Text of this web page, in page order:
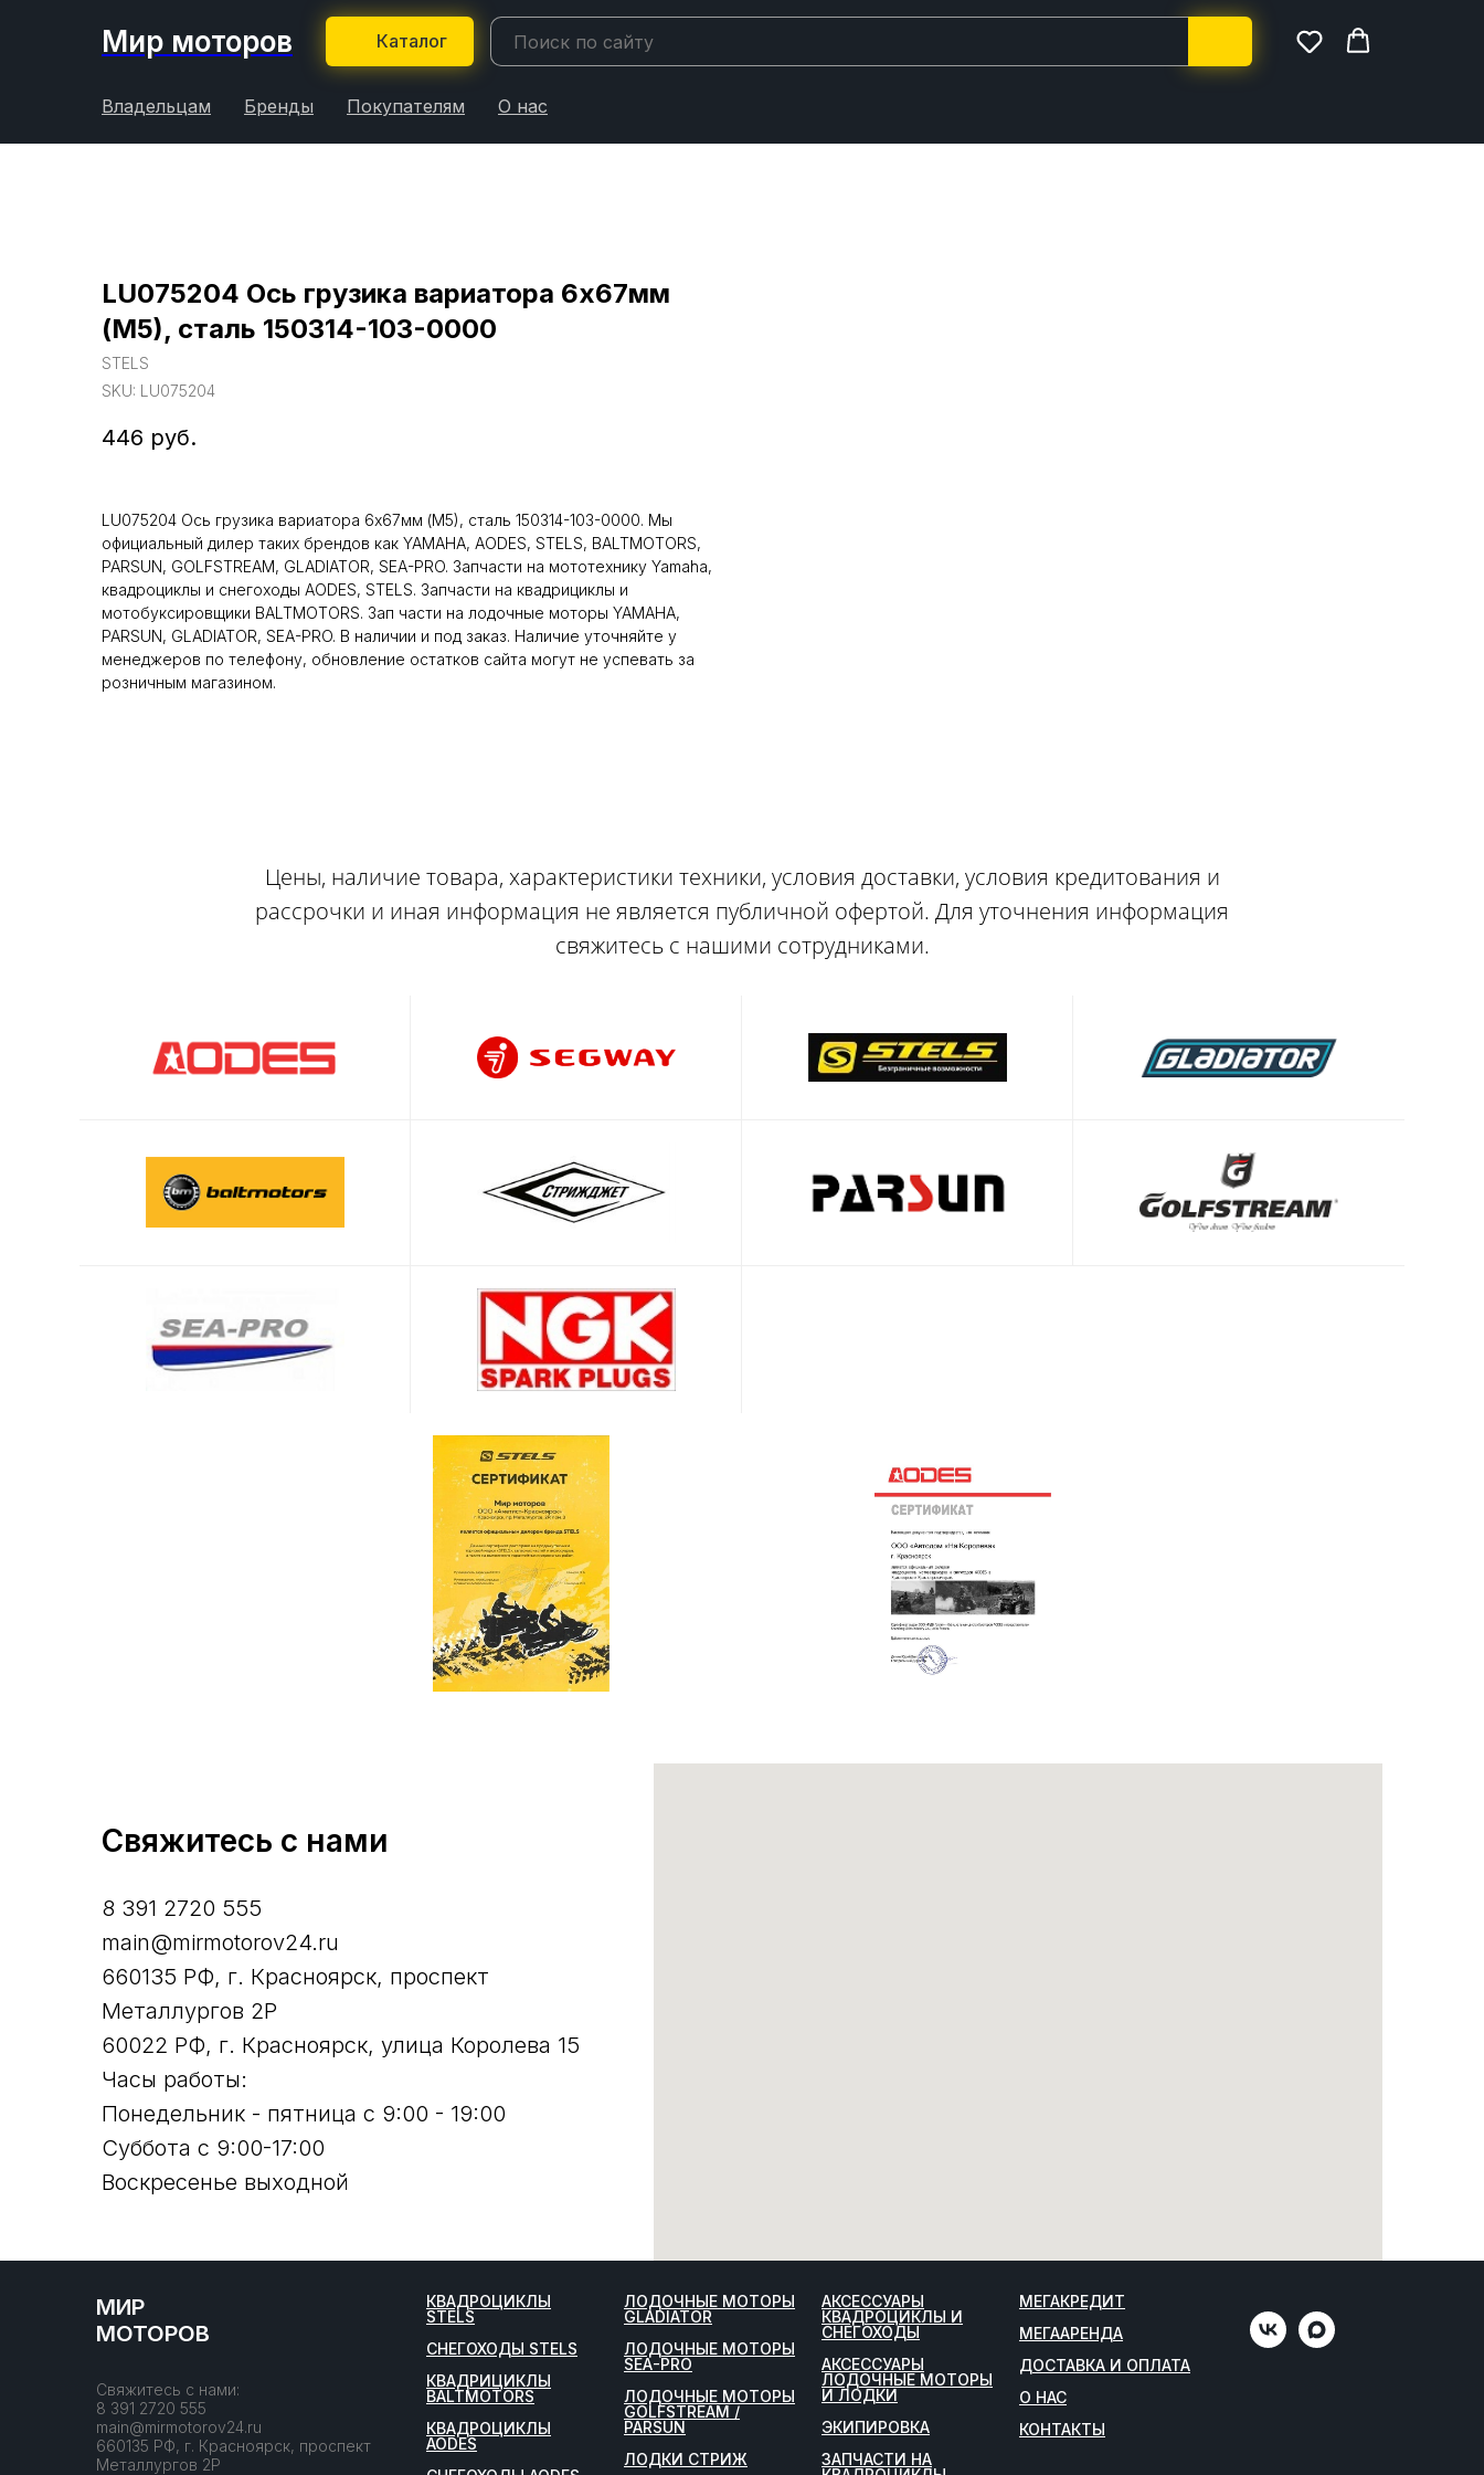
Мир моторов Каталог
Владельцам Бренды Покупателям О нас
LU075204 Ось грузика вариатора 6х67мм
(М5), сталь 150314-103-0000
STELS
SKU: LU075204
446 руб.
LU075204 Ось грузика вариатора 6х67мм (М5), сталь 150314-103-0000. Мы
официальный дилер таких брендов как YAMAHA, AODES, STELS, BALTMOTORS,
PARSUN, GOLFSTREAM, GLADIATOR, SEA-PRO. Запчасти на мототехнику Yamaha,
квадроциклы и снегоходы AODES, STELS. Запчасти на квадрициклы и
мотобуксировщики BALTMOTORS. Зап части на лодочные моторы YAMAHA,
PARSUN, GLADIATOR, SEA-PRO. В наличии и под заказ. Наличие уточняйте у
менеджеров по телефону, обновление остатков сайта могут не успевать за
розничным магазином.
Цены, наличие товара, характеристики техники, условия доставки, условия кредитования и
рассрочки и иная информация не является публичной офертой. Для уточнения информация
свяжитесь с нашими сотрудниками.
Свяжитесь с нами
8 391 2720 555
main@mirmotorov24.ru
660135 РФ, г. Красноярск, проспект
Металлургов 2Р
60022 РФ, г. Красноярск, улица Королева 15
Часы работы:
Понедельник - пятница с 9:00 - 19:00
Суббота с 9:00-17:00
Воскресенье выходной
МИР
МОТОРОВ
Свяжитесь с нами:
8 391 2720 555
main@mirmotorov24.ru
660135 РФ, г. Красноярск, проспект
Металлургов 2Р
КВАДРОЦИКЛЫ
STELS
СНЕГОХОДЫ STELS
КВАДРИЦИКЛЫ
BALTMOTORS
КВАДРОЦИКЛЫ
AODES
ЛОДОЧНЫЕ МОТОРЫ
GLADIATOR
ЛОДОЧНЫЕ МОТОРЫ
SEA-PRO
ЛОДОЧНЫЕ МОТОРЫ
GOLFSTREAM /
PARSUN
ЛОДКИ СТРИЖ
АКСЕССУАРЫ
КВАДРОЦИКЛЫ И
СНЕГОХОДЫ
АКСЕССУАРЫ
ЛОДОЧНЫЕ МОТОРЫ
И ЛОДКИ
ЭКИПИРОВКА
ЗАПЧАСТИ НА
МЕГАКРЕДИТ
МЕГААРЕНДА
ДОСТАВКА И ОПЛАТА
О НАС
КОНТАКТЫ